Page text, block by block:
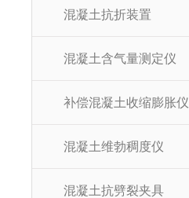
混凝土抗折装置
混凝土含气量测定仪
补偿混凝土收缩膨胀仪
混凝土维勃稠度仪
混凝土抗劈裂夹具